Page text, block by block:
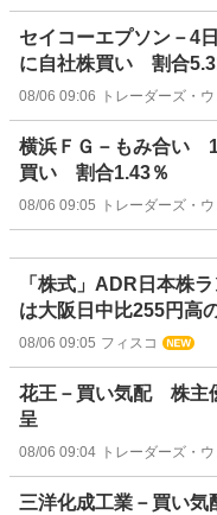
セイコーエプソン－4
に自社株買い 割合
08/06 09:06 トレーダーズ・
横浜ＦＧ－もみ合い
買い 割合1.43％
08/06 09:05 トレーダーズ・
「株式」ADR日本株
は大阪日中比255円高
08/06 09:05 フィスコ
花王－買い気配 株主
呈
08/06 09:04 トレーダーズ・
三洋化成工業－買い